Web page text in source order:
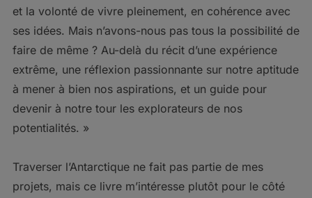
et la volonté de vivre pleinement, en cohérence avec
ses idées. Mais n’avons-nous pas tous la possibilité de
faire de même ? Au-delà du récit d’une expérience
extrême, une réflexion passionnante sur notre aptitude
à mener à bien nos aspirations, et un guide pour
devenir à notre tour les explorateurs de nos
potentialités. »
Traverser l’Antarctique ne fait pas partie de mes
projets, mais ce livre m’intéresse plutôt pour le côté